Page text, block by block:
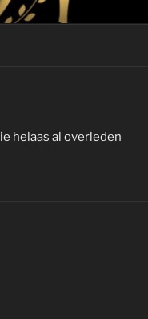
helaas al overleden